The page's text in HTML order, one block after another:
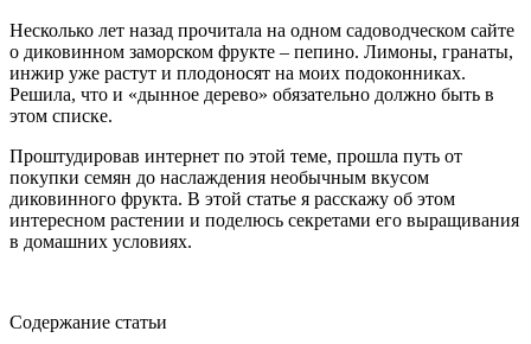
Несколько лет назад прочитала на одном садоводческом сайте
о диковинном заморском фрукте – пепино. Лимоны, гранаты,
инжир уже растут и плодоносят на моих подоконниках.
Решила, что и «дынное дерево» обязательно должно быть в
этом списке.
Проштудировав интернет по этой теме, прошла путь от
покупки семян до наслаждения необычным вкусом
диковинного фрукта. В этой статье я расскажу об этом
интересном растении и поделюсь секретами его выращивания
в домашних условиях.
Содержание статьи